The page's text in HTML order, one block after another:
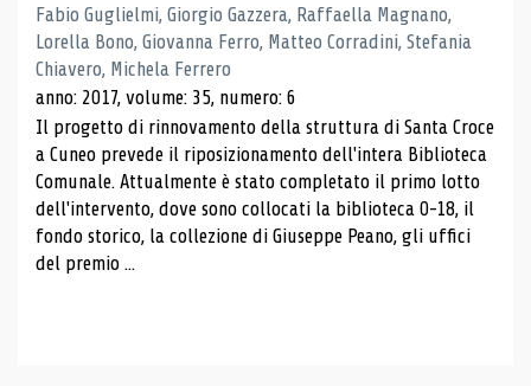
Fabio Guglielmi, Giorgio Gazzera, Raffaella Magnano,
Lorella Bono, Giovanna Ferro, Matteo Corradini, Stefania
Chiavero, Michela Ferrero
anno: 2017, volume: 35, numero: 6
Il progetto di rinnovamento della struttura di Santa Croce
a Cuneo prevede il riposizionamento dell'intera Biblioteca
Comunale. Attualmente è stato completato il primo lotto
dell'intervento, dove sono collocati la biblioteca 0-18, il
fondo storico, la collezione di Giuseppe Peano, gli uffici
del premio ...